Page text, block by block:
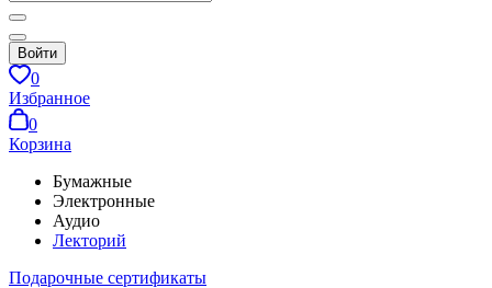
Войти
0
Избранное
0
Корзина
Бумажные
Электронные
Аудио
Лекторий
Подарочные сертификаты